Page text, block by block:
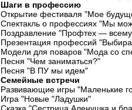
Шаги в профессию
Открытие фестиваля "Мое
Спектакль о профессиях "Мы
Поздравление "Профтех —
Презентация профессий
Модели для поваров "Мода со
Песня "Чем заниматься?"
Песня "В ПУ мы идем"
Семейные встречи
Развивающие игры "Маленькие
Игра "Новые "Ладушки"